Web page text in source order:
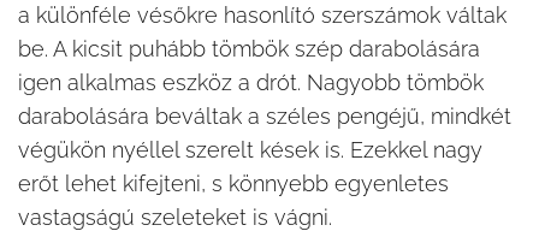
a különféle vésőkre hasonlító szerszámok váltak
be. A kicsit puhább tömbök szép darabolására
igen alkalmas eszköz a drót. Nagyobb tömbök
darabolására beváltak a széles pengéjű, mindkét
végükön nyéllel szerelt kések is. Ezekkel nagy
erőt lehet kifejteni, s könnyebb egyenletes
vastagságú szeleteket is vágni.